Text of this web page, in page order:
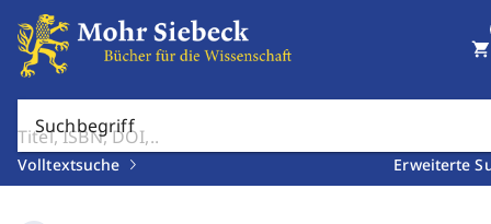
Suchbegriff
Volltextsuche Erweiterte
shopping_cart